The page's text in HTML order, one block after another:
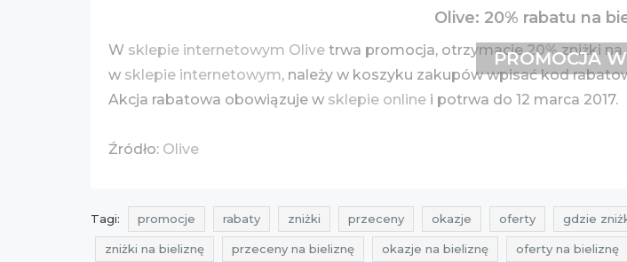
Olive: 20% rabatu na
W sklepie internetowym Olive trwa promocja, otrzymacie20%zniżki na
w sklepie internetowym, należy w koszyku zakupów wpisać kod
Akcja rabatowa obowiązuje w sklepie online i potrwa do 12 marca 2017.
Źródło: Olive
PROMOCJA
Tagi: promocje rabaty zniżki przeceny okazje oferty gdzie
zniżki na bieliznę przeceny na bieliznę okazje na bieliznę oferty na bieliznę